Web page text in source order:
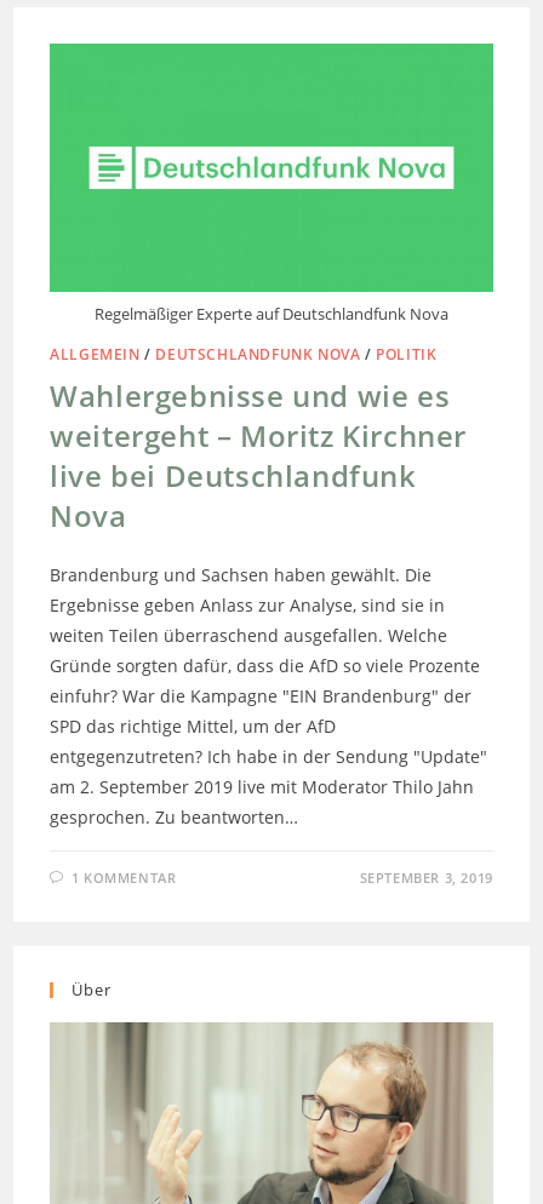
Regelmäßiger Experte auf Deutschlandfunk Nova
ALLGEMEIN / DEUTSCHLANDFUNK NOVA / POLITIK
Wahlergebnisse und wie es
weitergeht – Moritz Kirchner
live bei Deutschlandfunk
Nova
Brandenburg und Sachsen haben gewählt. Die
Ergebnisse geben Anlass zur Analyse, sind sie in
weiten Teilen überraschend ausgefallen. Welche
Gründe sorgten dafür, dass die AfD so viele Prozente
einfuhr? War die Kampagne "EIN Brandenburg" der
SPD das richtige Mittel, um der AfD
entgegenzutreten? Ich habe in der Sendung "Update"
am 2. September 2019 live mit Moderator Thilo Jahn
gesprochen. Zu beantworten…
1 KOMMENTAR SEPTEMBER 3, 2019
Über